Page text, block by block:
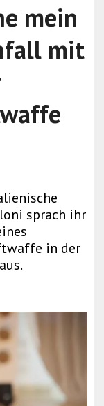
mein
mit
sprach ihr
in der